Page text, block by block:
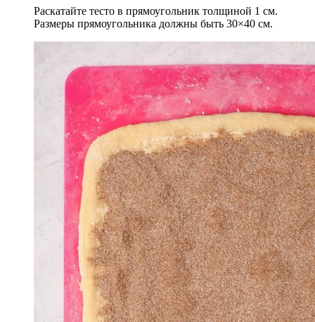
Раскатайте тесто в прямоугольник толщиной 1 см.
Размеры прямоугольника должны быть 30×40 см.